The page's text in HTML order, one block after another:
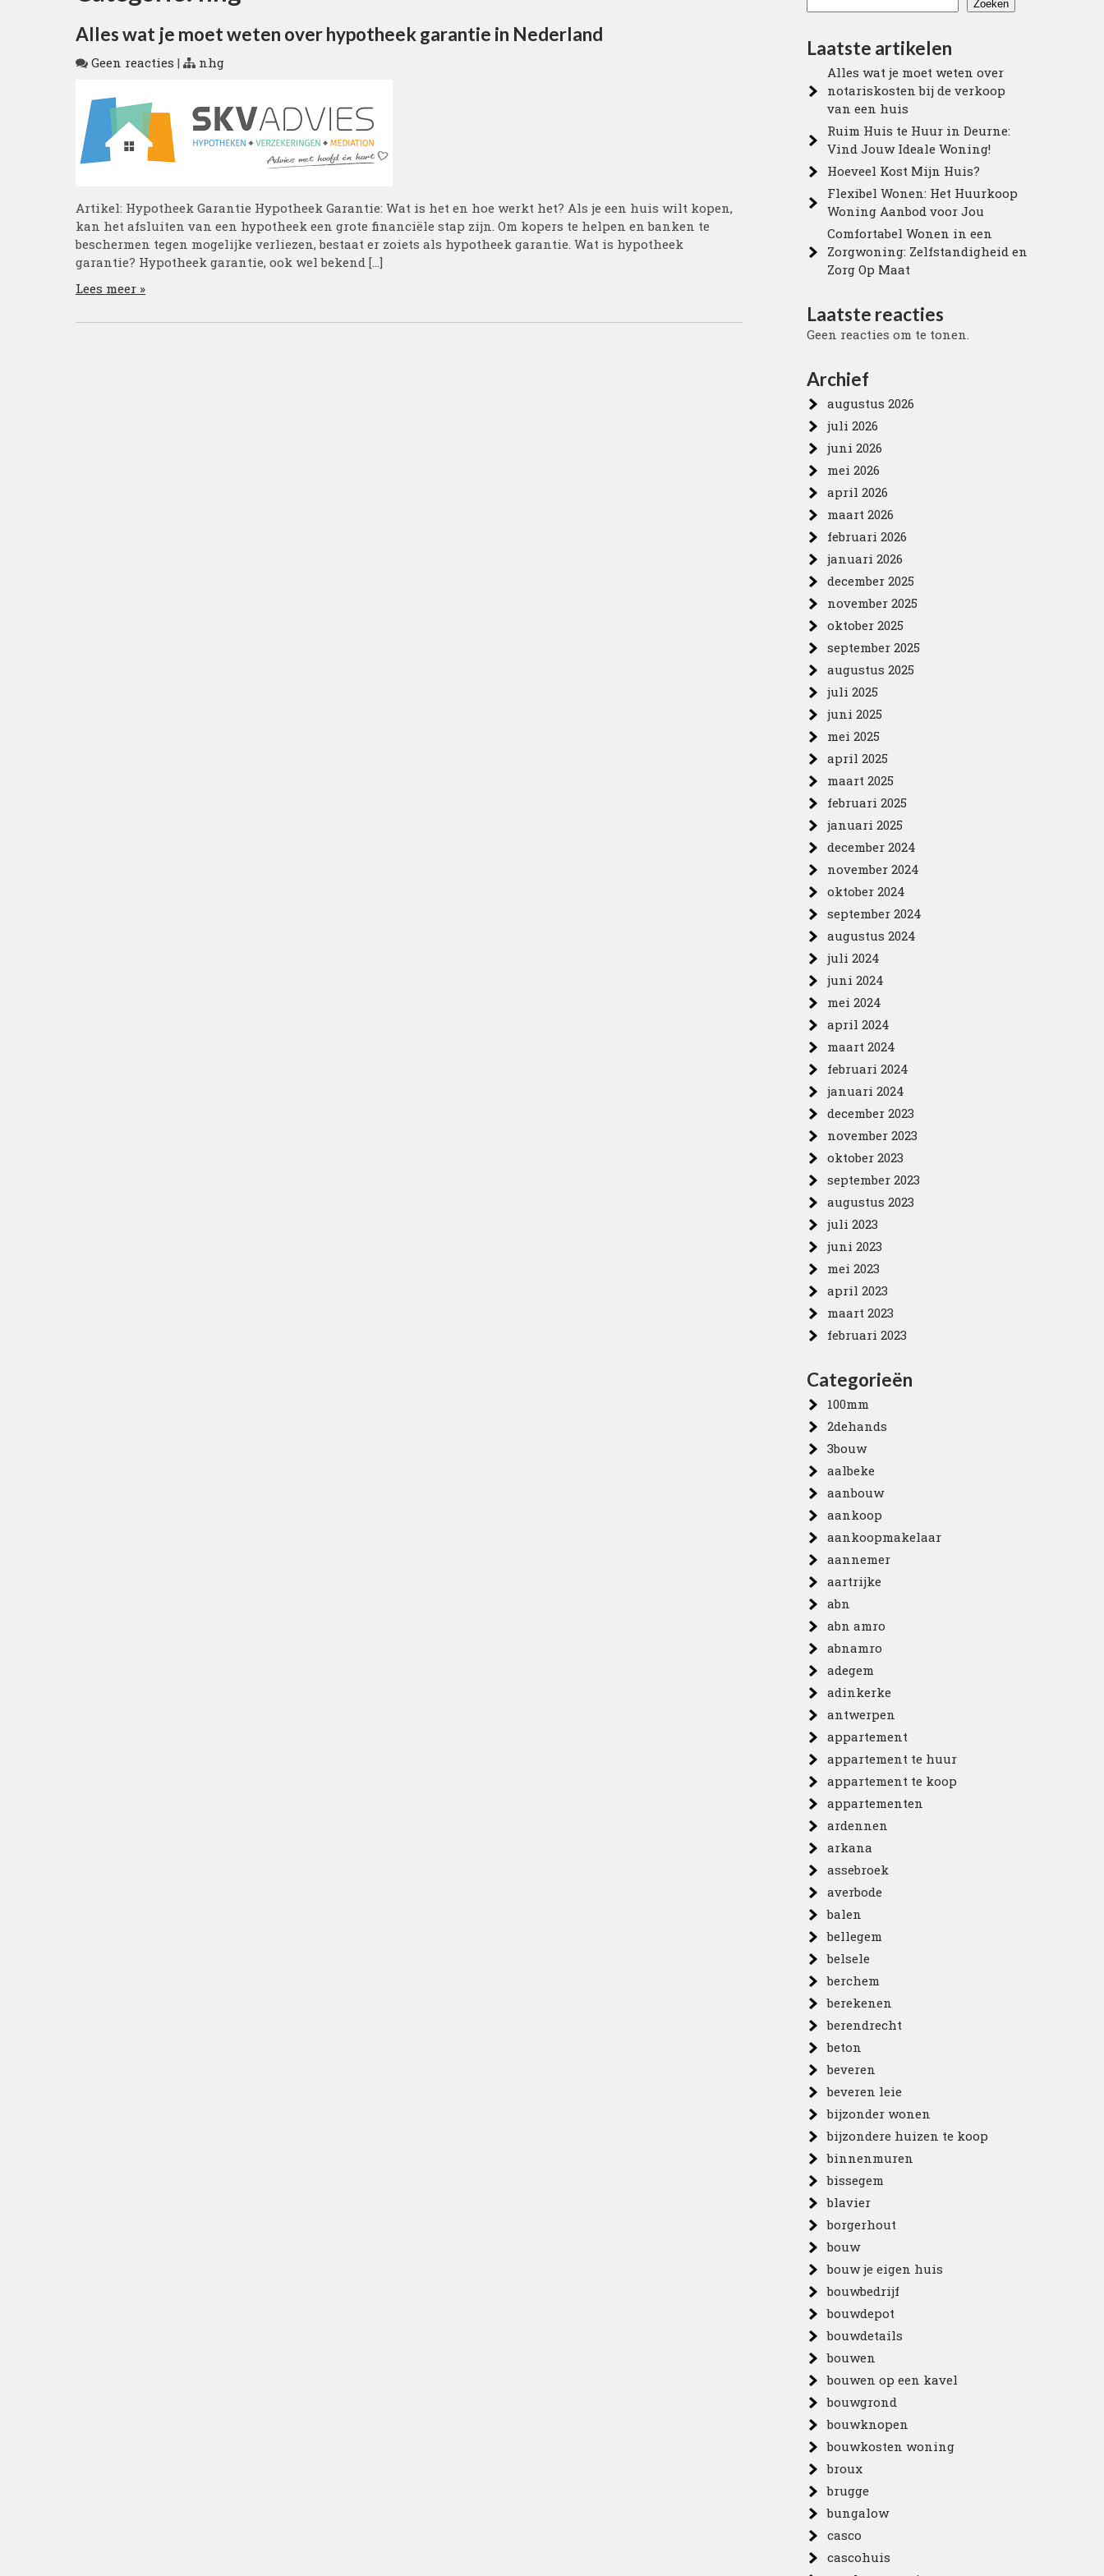
Alles wat je moet weten over hypotheek garantie in Nederland
Geen reacties | nhg
Artikel: Hypotheek Garantie Hypotheek Garantie: Wat is het en hoe werkt het? Als je een huis wilt kopen,
kan het afsluiten van een hypotheek een grote financiële stap zijn. Om kopers te helpen en banken te
beschermen tegen mogelijke verliezen, bestaat er zoiets als hypotheek garantie. Wat is hypotheek
garantie? Hypotheek garantie, ook wel bekend […]
Lees meer »
Zoeken
Laatste artikelen
Alles wat je moet weten over
notariskosten bij de verkoop
van een huis
Ruim Huis te Huur in Deurne:
Vind Jouw Ideale Woning!
Hoeveel Kost Mijn Huis?
Flexibel Wonen: Het Huurkoop
Woning Aanbod voor Jou
Comfortabel Wonen in een
Zorgwoning: Zelfstandigheid en
Zorg Op Maat
Laatste reacties
Geen reacties om te tonen.
Archief
augustus 2026
juli 2026
juni 2026
mei 2026
april 2026
maart 2026
februari 2026
januari 2026
december 2025
november 2025
oktober 2025
september 2025
augustus 2025
juli 2025
juni 2025
mei 2025
april 2025
maart 2025
februari 2025
januari 2025
december 2024
november 2024
oktober 2024
september 2024
augustus 2024
juli 2024
juni 2024
mei 2024
april 2024
maart 2024
februari 2024
januari 2024
december 2023
november 2023
oktober 2023
september 2023
augustus 2023
juli 2023
juni 2023
mei 2023
april 2023
maart 2023
februari 2023
Categorieën
100mm
2dehands
3bouw
aalbeke
aanbouw
aankoop
aankoopmakelaar
aannemer
aartrijke
abn
abn amro
abnamro
adegem
adinkerke
antwerpen
appartement
appartement te huur
appartement te koop
appartementen
ardennen
arkana
assebroek
averbode
balen
bellegem
belsele
berchem
berekenen
berendrecht
beton
beveren
beveren leie
bijzonder wonen
bijzondere huizen te koop
binnenmuren
bissegem
blavier
borgerhout
bouw
bouw je eigen huis
bouwbedrijf
bouwdepot
bouwdetails
bouwen
bouwen op een kavel
bouwgrond
bouwknopen
bouwkosten woning
broux
brugge
bungalow
casco
cascohuis